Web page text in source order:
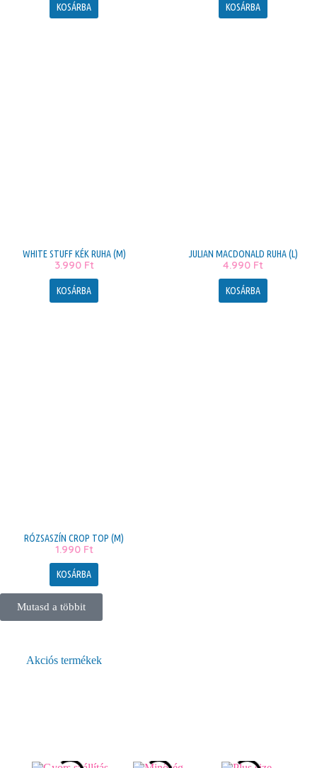
KOSÁRBA KOSÁRBA
WHITE STUFF KÉK RUHA (M)
3.990 Ft
KOSÁRBA
JULIAN MACDONALD RUHA (L)
4.990 Ft
KOSÁRBA
RÓZSASZÍN CROP TOP (M)
1.990 Ft
KOSÁRBA
Mutasd a többit
Akciós termékek